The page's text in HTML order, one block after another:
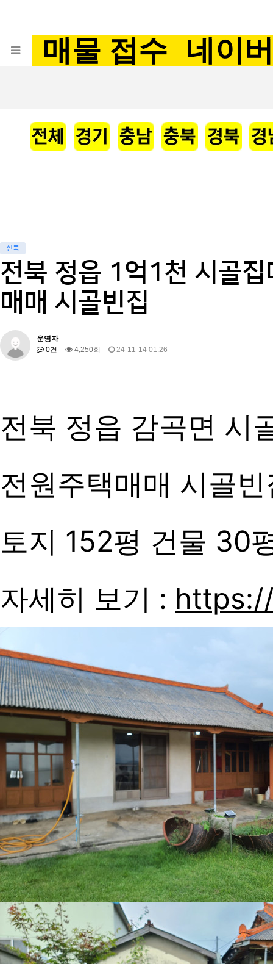
매물 접수 네이
전북
전북 정읍 1억1천 시골
매매 시골빈집
운영자
0건
4,250회 24-11-14 01:26
전북 정읍 감곡면 시
전원주택매매 시골빈
토지 152평 건물 30
자세히 보기 :